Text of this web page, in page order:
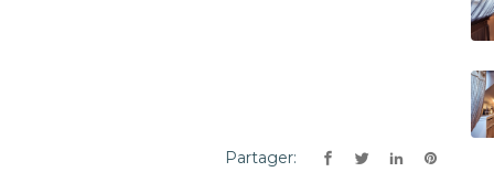
Partager: